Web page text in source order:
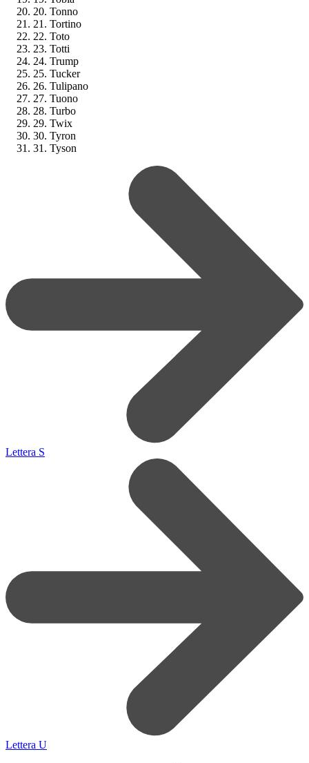
20. Tonno
21. Tortino
22. Toto
23. Totti
24. Trump
25. Tucker
26. Tulipano
27. Tuono
28. Turbo
29. Twix
30. Tyron
31. Tyson
Lettera S
Lettera U